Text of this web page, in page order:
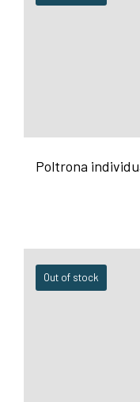
Poltrona
Out of stock